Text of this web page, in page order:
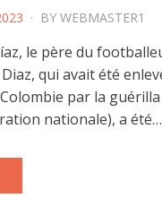
BY WEBMASTER1
le père du
qui avait été
par la guérilla
nationale), a été…